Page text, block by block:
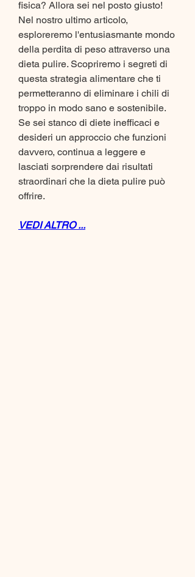
fisica? Allora sei nel posto giusto!
Nel nostro ultimo articolo,
esploreremo l'entusiasmante mondo
della perdita di peso attraverso una
dieta pulire. Scopriremo i segreti di
questa strategia alimentare che ti
permetteranno di eliminare i chili di
troppo in modo sano e sostenibile.
Se sei stanco di diete inefficaci e
desideri un approccio che funzioni
davvero, continua a leggere e
lasciati sorprendere dai risultati
straordinari che la dieta pulire può
offrire.
VEDI ALTRO ...